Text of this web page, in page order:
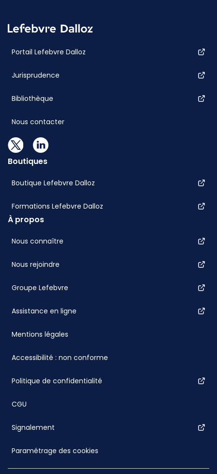
Portail Lefebvre Dalloz
Jurisprudence
Bibliothèque
Nous contacter
Boutiques
Boutique Lefebvre Dalloz
Formations Lefebvre Dalloz
À propos
Nous connaître
Nous rejoindre
Groupe Lefebvre
Assistance en ligne
Mentions légales
Accessibilité : non conforme
Politique de confidentialité
CGU
Signalement
Paramétrage des cookies